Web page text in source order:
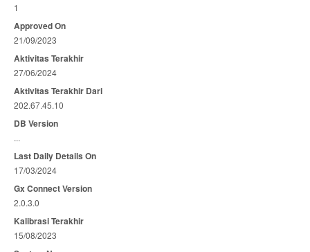
1
Approved On
21/09/2023
Aktivitas Terakhir
27/06/2024
Aktivitas Terakhir Dari
202.67.45.10
DB Version
...
Last Daily Details On
17/03/2024
Gx Connect Version
2.0.3.0
Kalibrasi Terakhir
15/08/2023